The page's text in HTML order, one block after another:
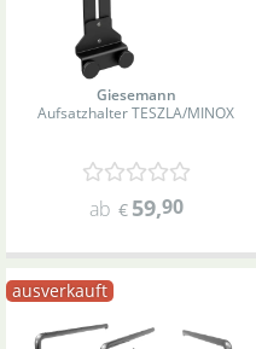
Giesemann
Aufsatzhalter TESZLA/MINOX
ab € 59,90
ausverkauft